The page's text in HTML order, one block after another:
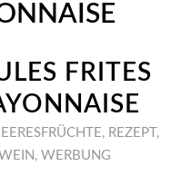
FRITES
, REZEPT ,
, WERBUNG